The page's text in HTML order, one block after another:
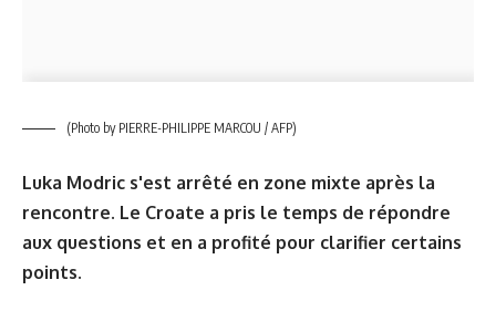
(Photo by PIERRE-PHILIPPE MARCOU / AFP)
Luka Modric s'est arrêté en zone mixte après la
rencontre. Le Croate a pris le temps de répondre
aux questions et en a profité pour clarifier certains
points.